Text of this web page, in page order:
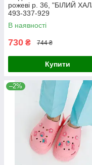
рожеві р. 36, "БІЛИЙ
493-337-929
В наявності
730 ₴ 744 ₴
Купити
–2%